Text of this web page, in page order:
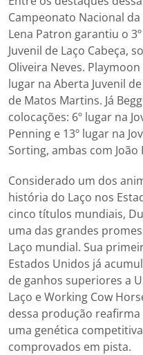
Campeonato Nacional
Lena Patron garantiu o
Juvenil de Laço Cabeça,
Oliveira Neves.
lugar na Aberta Juvenil
de Matos Martins. Já
colocações: 6º lugar na
Penning e 13º lugar na
Sorting, ambas com João
Considerado um dos
história do Laço nos
cinco títulos mundiais,
uma das grandes
Laço mundial. Sua
Estados Unidos já
de ganhos superiores a
Laço e Working Cow
dessa produção
uma genética
comprovados em pista.